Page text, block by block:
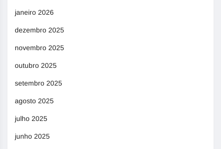
janeiro 2026
dezembro 2025
novembro 2025
outubro 2025
setembro 2025
agosto 2025
julho 2025
junho 2025